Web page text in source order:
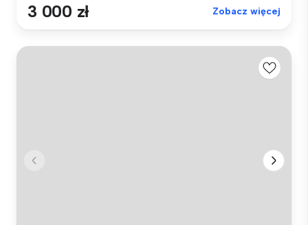
3 000 zł Zobacz więcej